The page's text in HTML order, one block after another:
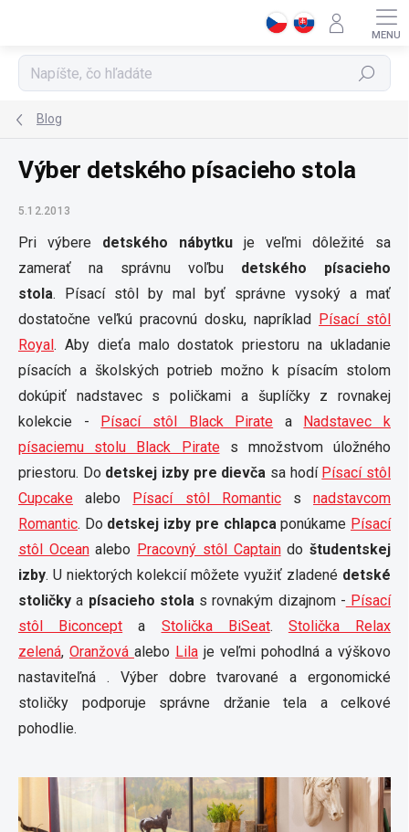
Hľadať
Blog
Výber detského písacieho stola
5.12.2013
Pri výbere detského nábytku je veľmi dôležité sa
zamerať na správnu voľbu detského písacieho
stola. Písací stôl by mal byť správne vysoký a mať
dostatočne veľkú pracovnú dosku, napríklad Písací stôl
Royal. Aby dieťa malo dostatok priestoru na ukladanie
písacích a školských potrieb možno k písacím stolom
dokúpiť nadstavec s poličkami a šuplíčky z rovnakej
kolekcie - Písací stôl Black Pirate a Nadstavec k
písaciemu stolu Black Pirates množstvom úložného
priestoru. Do detskej izby pre dievča sa hodí Písací stôl
Cupcake alebo Písací stôl Romanticsnadstavcom
Romantic. Do detskej izby pre chlapcaponúkame Písací
stôl Oceanalebo Pracovný stôl Captaindoštudentskej
izby. U niektorých kolekcií môžete využiť zladené detské
stoličky a písacieho stolas rovnakým dizajnom - Písací
stôl Biconcept a Stolička BiSeat. Stolička Relax
zelená, Oranžová alebo Lila je veľmi pohodlná a výškovo
nastaviteľná . Výber dobre tvarované a ergonomické
stoličky podporuje správne držanie tela a celkové
pohodlie.